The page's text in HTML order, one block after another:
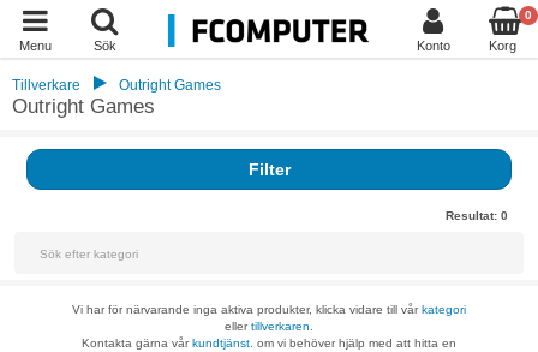
Menu Sök Konto
0
Korg
Tillverkare Outright Games
Outright Games
Filter
Resultat: 0
Vi har för närvarande inga aktiva produkter, klicka vidare till vårkategori
ellertillverkaren.
Kontakta gärna vårkundtjänst. om vi behöver hjälp med att hitta en